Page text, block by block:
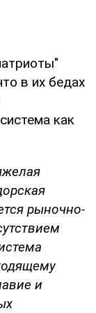
в их бедах
как
рыночно-
и